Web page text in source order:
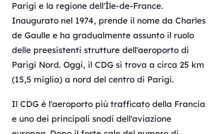
Parigi e la regione dell'Île-de-France.
Inaugurato nel 1974, prende il nome da Charles
de Gaulle e ha gradualmente assunto il ruolo
delle preesistenti strutture dell'aeroporto di
Parigi Nord. Oggi, il CDG si trova a circa 25 km
(15,5 miglia) a nord del centro di Parigi.
Il CDG è l'aeroporto più trafficato della Francia
e uno dei principali snodi dell'aviazione